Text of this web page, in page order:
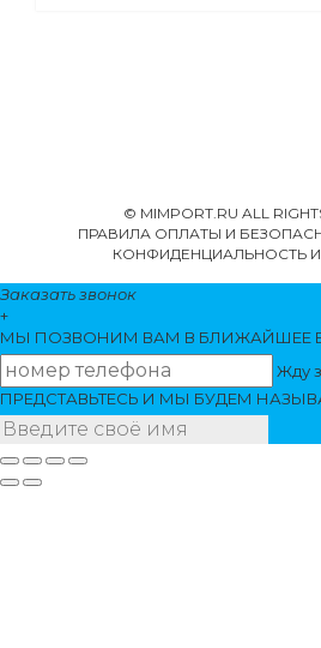
© MIMPORT.RU ALL
ПРАВИЛА ОПЛАТЫ И
КОНФИДЕНЦИАЛЬНОСТЬ
Заказать звонок
+
МЫ ПОЗВОНИМ ВАМ В БЛИЖАЙШЕЕ
Жду
ПРЕДСТАВЬТЕСЬ И МЫ БУДЕМ